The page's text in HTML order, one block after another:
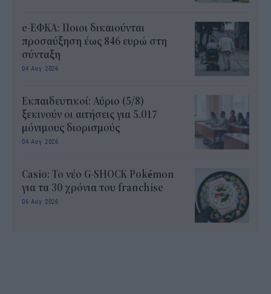
e-ΕΦΚΑ: Ποιοι δικαιούνται
προσαύξηση έως 846 ευρώ στη
σύνταξη
04 Αυγ 2026
Εκπαιδευτικοί: Αύριο (5/8)
ξεκινούν οι αιτήσεις για 5.017
μόνιμους διορισμούς
04 Αυγ 2026
Casio: Το νέο G-SHOCK Pokémon
για τα 30 χρόνια του franchise
06 Αυγ 2026